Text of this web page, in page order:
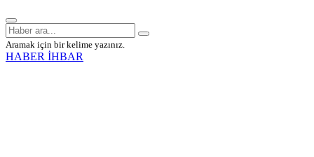
Aramak için bir kelime yazınız.
HABER İHBAR